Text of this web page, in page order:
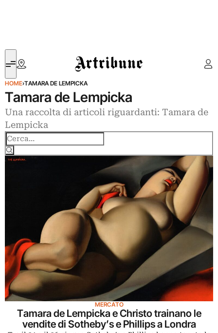
Artribune
HOME›TAMARA DE LEMPICKA
Tamara de Lempicka
Una raccolta di articoli riguardanti: Tamara de
Lempicka
Cerca
MERCATO
Tamara de Lempicka e Christo trainano le
vendite di Sotheby’s e Phillips a Londra